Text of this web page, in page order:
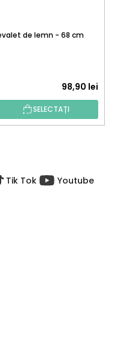
de lemn - 68 cm
98,90 lei
SELECTAȚI
Tik Tok Youtube